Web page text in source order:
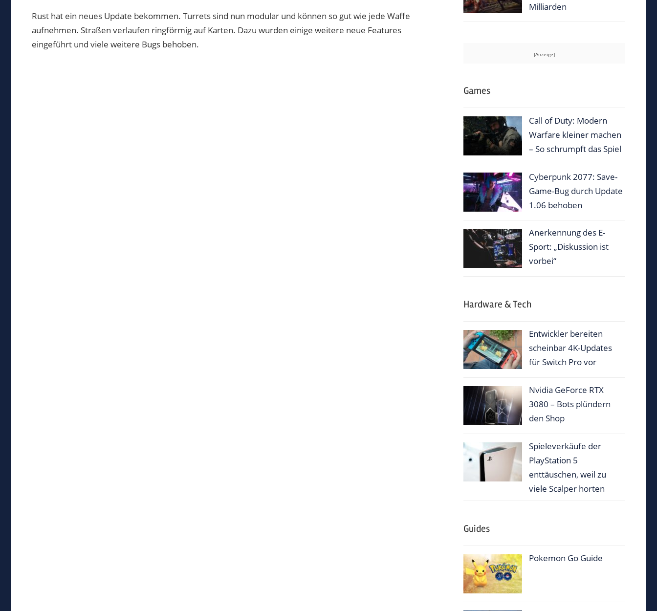
Rust hat ein neues Update bekommen. Turrets sind nun modular und können so gut wie jede Waffe
aufnehmen. Straßen verlaufen ringförmig auf Karten. Dazu wurden einige weitere neue Features
eingeführt und viele weitere Bugs behoben.
Milliarden
Games
Call of Duty: Modern
Warfare kleiner machen
– So schrumpft das Spiel
Cyberpunk 2077: Save-
Game-Bug durch Update
1.06 behoben
Anerkennung des E-
Sport: „Diskussion ist
vorbei“
Hardware & Tech
Entwickler bereiten
scheinbar 4K-Updates
für Switch Pro vor
Nvidia GeForce RTX
3080 – Bots plündern
den Shop
Spieleverkäufe der
PlayStation 5
enttäuschen, weil zu
viele Scalper horten
Guides
Pokemon Go Guide